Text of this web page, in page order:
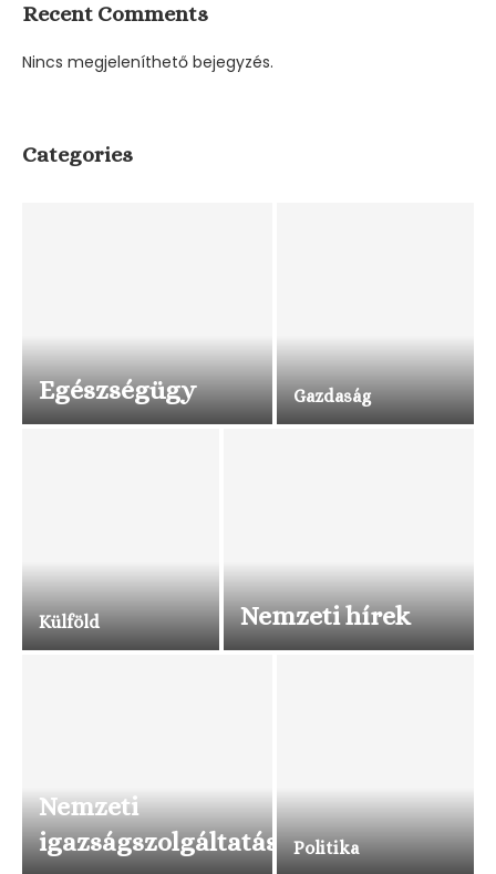
Recent Comments
Nincs megjeleníthető bejegyzés.
Categories
Egészségügy Gazdaság
Külföld Nemzeti hírek
Nemzeti
igazságszolgáltatás
Politika